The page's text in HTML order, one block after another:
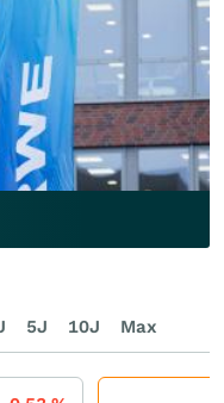
5J 10J Max